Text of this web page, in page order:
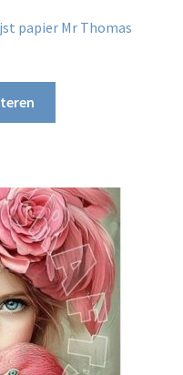
papier Mr Thomas
Deze
optie
kan
gekozen
worden
op
de
productpagina